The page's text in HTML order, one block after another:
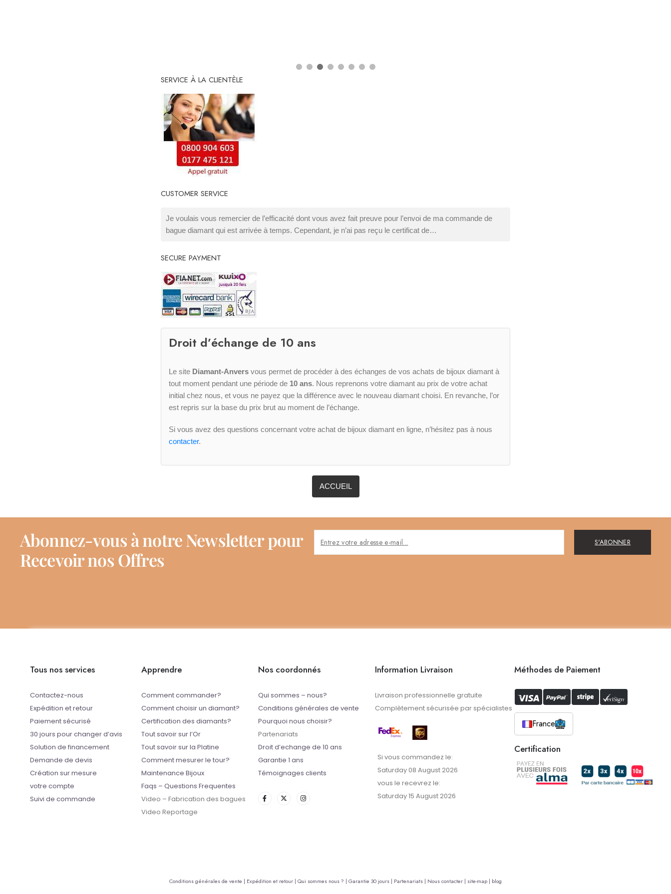
SERVICE À LA CLIENTÈLE
CUSTOMER SERVICE
Je voulais vous remercier de l’efficacité dont vous avez fait preuve pour l’envoi de ma commande de
bague diamant qui est arrivée à temps. Cependant, je n’ai pas reçu le certificat de…
SECURE PAYMENT
Droit d’échange de 10 ans
Le site Diamant-Anvers vous permet de procéder à des échanges de vos achats de bijoux diamant à
tout moment pendant une période de 10 ans. Nous reprenons votre diamant au prix de votre achat
initial chez nous, et vous ne payez que la différence avec le nouveau diamant choisi. En revanche, l’or
est repris sur la base du prix brut au moment de l’échange.
Si vous avez des questions concernant votre achat de bijoux diamant en ligne, n’hésitez pas à nous
contacter.
ACCUEIL
Abonnez-vous à notre Newsletter pour
Recevoir nos Offres
S'ABONNER
Tous nos services
Contactez-nous
Expédition et retour
Paiement sécurisé
30 jours pour changer d’avis
Solution de financement
Demande de devis
Création sur mesure
votre compte
Suivi de commande
Apprendre
Comment commander?
Comment choisir un diamant?
Certification des diamants?
Tout savoir sur l’Or
Tout savoir sur la Platine
Comment mesurer le tour?
Maintenance Bijoux
Faqs – Questions Frequentes
Video – Fabrication des bagues
Video Reportage
Nos coordonnés
Qui sommes – nous?
Conditions générales de vente
Pourquoi nous choisir?
Partenariats
Droit d’echange de 10 ans
Garantie 1 ans
Témoignages clients
Information Livraison
Livraison professionnelle gratuite
Complètement sécurisée par spécialistes
Si vous commandez le:
Saturday 08 August 2026
vous le recevrez le:
Saturday 15 August 2026
Méthodes de Paiement
France
Certification
Conditions générales de vente | Expédition et retour | Qui sommes nous ? | Garantie 30 jours | Partenariats | Nous contacter | site-map | blog